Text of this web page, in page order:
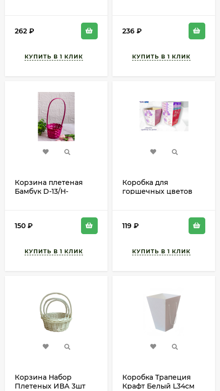
262 ₽ 236 ₽
Корзина плетеная
Бамбук D-13/H-
150 ₽
Коробка для
горшечных цветов
119 ₽
Корзина Набор
Плетеных ИВА 3шт
Коробка Трапеция
Крафт Белый L34см